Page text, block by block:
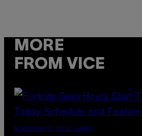
MORE
FROM VICE
SCREENSHOT: EPIC GAMES